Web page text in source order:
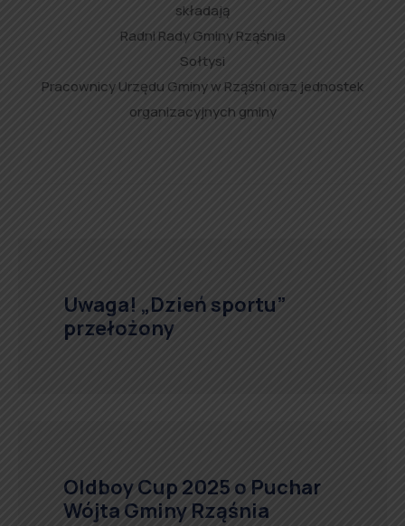
składają
Radni Rady Gminy Rząśnia
Sołtysi
Pracownicy Urzędu Gminy w Rząśni oraz jednostek
organizacyjnych gminy
Uwaga! „Dzień sportu”
przełożony
Oldboy Cup 2025 o Puchar
Wójta Gminy Rząśnia